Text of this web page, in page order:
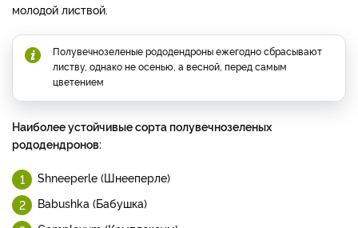
молодой листвой.
Полувечнозеленые рододендроны ежегодно сбрасывают
листву, однако не осенью, а весной, перед самым
цветением
Наиболее устойчивые сорта полувечнозеленых
рододендронов:
Shneeperle (Шнееперле)
Babushka (Бабушка)